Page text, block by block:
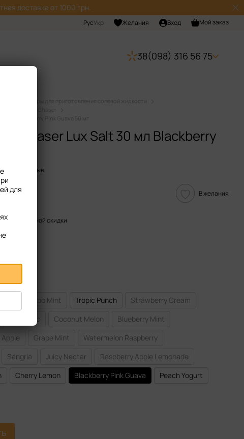
доставка от 1000 грн.
РусУкр Желания Вход Мой заказ
38(098) 316 56 75
Наборы для приготовления солевой жидкости
жидкости Chaser
мл Blackberry Pink Guava 50 мг
Chaser Lux Salt 30 мл Blackberry
отзыв
В желания
скидки
Turbo Mint Tropic Punch
Strawberry Cream
Energetic Coconut Melon
Blueberry Mint
Grape Mint
Watermelon Raspberry
Sangria Juicy Nectar
Raspberry Apple Lemonade
Cherry Lemon Blackberry Pink Guava
Peach Yogurt
для